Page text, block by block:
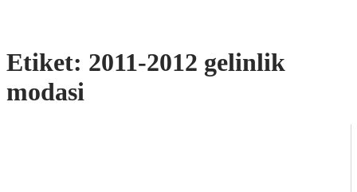
Etiket: 2011-2012 gelinlik
modasi